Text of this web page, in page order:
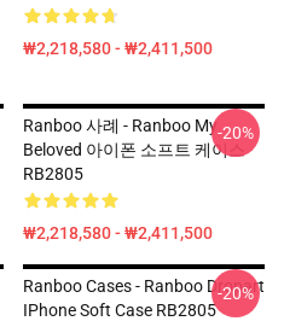
₩2,218,580 - ₩2,411,500
Ranboo 사례 - Ranboo My
Beloved 아이폰 소프트 케이스
RB2805
₩2,218,580 - ₩2,411,500
-20%
Ranboo Cases - Ranboo Dropart
IPhone Soft Case RB2805
-20%